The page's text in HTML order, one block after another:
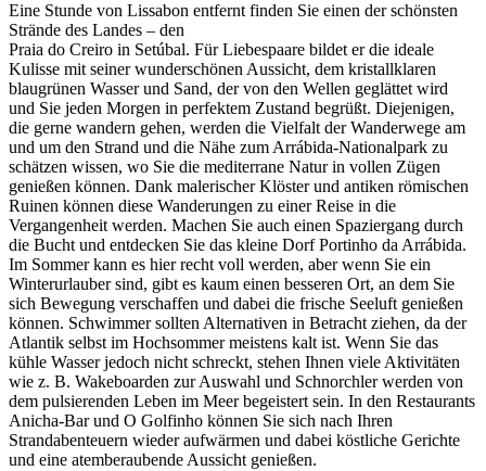
Eine Stunde von Lissabon entfernt finden Sie einen der schönsten
Strände des Landes – den
Praia do Creiro in Setúbal. Für Liebespaare bildet er die ideale
Kulisse mit seiner wunderschönen Aussicht, dem kristallklaren
blaugrünen Wasser und Sand, der von den Wellen geglättet wird
und Sie jeden Morgen in perfektem Zustand begrüßt. Diejenigen,
die gerne wandern gehen, werden die Vielfalt der Wanderwege am
und um den Strand und die Nähe zum Arrábida-Nationalpark zu
schätzen wissen, wo Sie die mediterrane Natur in vollen Zügen
genießen können. Dank malerischer Klöster und antiken römischen
Ruinen können diese Wanderungen zu einer Reise in die
Vergangenheit werden. Machen Sie auch einen Spaziergang durch
die Bucht und entdecken Sie das kleine Dorf Portinho da Arrábida.
Im Sommer kann es hier recht voll werden, aber wenn Sie ein
Winterurlauber sind, gibt es kaum einen besseren Ort, an dem Sie
sich Bewegung verschaffen und dabei die frische Seeluft genießen
können. Schwimmer sollten Alternativen in Betracht ziehen, da der
Atlantik selbst im Hochsommer meistens kalt ist. Wenn Sie das
kühle Wasser jedoch nicht schreckt, stehen Ihnen viele Aktivitäten
wie z. B. Wakeboarden zur Auswahl und Schnorchler werden von
dem pulsierenden Leben im Meer begeistert sein. In den Restaurants
Anicha-Bar und O Golfinho können Sie sich nach Ihren
Strandabenteuern wieder aufwärmen und dabei köstliche Gerichte
und eine atemberaubende Aussicht genießen.